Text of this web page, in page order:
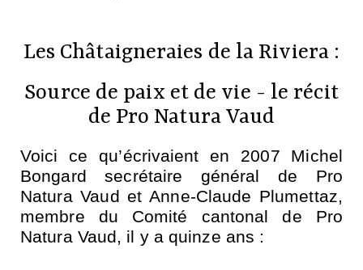
Les Châtaigneraies de la Riviera :
Source de paix et de vie - le récit
de Pro Natura Vaud
Voici ce qu’écrivaient en 2007 Michel
Bongard secrétaire général de Pro
Natura Vaud et Anne-Claude Plumettaz,
membre du Comité cantonal de Pro
Natura Vaud, il y a quinze ans :